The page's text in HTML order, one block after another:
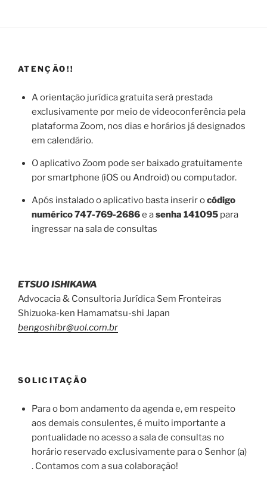
ATENÇÃO!!
A orientação jurídica gratuita será prestada
exclusivamente por meio de videoconferência pela
plataforma Zoom, nos dias e horários já designados
em calendário.
O aplicativo Zoom pode ser baixado gratuitamente
por smartphone (iOS ou Android) ou computador.
Após instalado o aplicativo basta inserir ocódigo
numérico747-769-2686e asenha 141095para
ingressar na sala de consultas
ETSUO ISHIKAWA
Advocacia & Consultoria Jurídica Sem Fronteiras
Shizuoka-ken Hamamatsu-shi Japan
bengoshibr@uol.com.br
SOLICITAÇÃO
Para o bom andamento da agenda e, em respeito
aos demais consulentes, é muito importante a
pontualidade no acesso a sala de consultas no
horário reservado exclusivamente para o Senhor (a)
. Contamos com a sua colaboração!